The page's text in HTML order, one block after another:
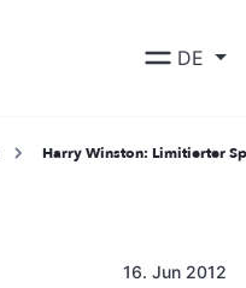
DE
Harry Winston: Limitierter
16. Jun 2012